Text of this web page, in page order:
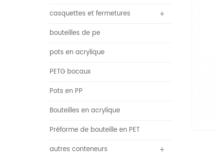
casquettes et fermetures
bouteilles de pe
pots en acrylique
PETG bocaux
Pots en PP
Bouteilles en acrylique
Préforme de bouteille en PET
autres conteneurs